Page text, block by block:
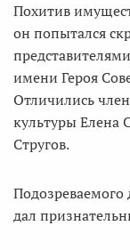
Похитив
он попытался
имени Героя
Отличились
культуры Елена
Стругов.
Подозреваемого
дал